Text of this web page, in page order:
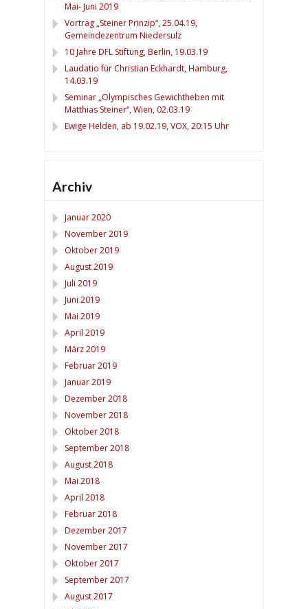
Mai- Juni 2019
Vortrag „Steiner Prinzip“, 25.04.19,
Gemeindezentrum Niedersulz
10 Jahre DFL Stiftung, Berlin, 19.03.19
Laudatio für Christian Eckhardt, Hamburg,
14.03.19
Seminar „Olympisches Gewichtheben mit
Matthias Steiner“, Wien, 02.03.19
Ewige Helden, ab 19.02.19, VOX, 20:15 Uhr
Archiv
Januar 2020
November 2019
Oktober 2019
August 2019
Juli 2019
Juni 2019
Mai 2019
April 2019
März 2019
Februar 2019
Januar 2019
Dezember 2018
November 2018
Oktober 2018
September 2018
August 2018
Mai 2018
April 2018
Februar 2018
Dezember 2017
November 2017
Oktober 2017
September 2017
August 2017